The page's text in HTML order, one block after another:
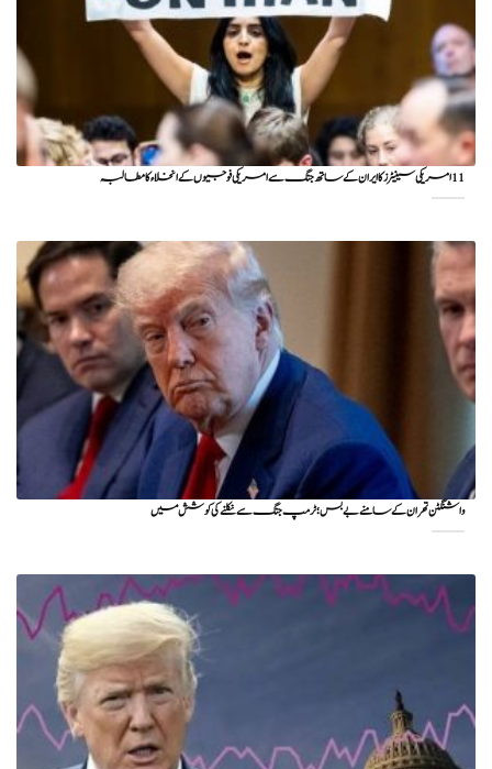
11 امریکی سینیٹرز کا ایران کے ساتھ جنگ سے امریکی فوجیوں کے انخلاء کا مطالبہ
واشنگٹن تهران کے سامنے بے بس؛ ٹرمپ جنگ سے نکلنے کی کوشش میں